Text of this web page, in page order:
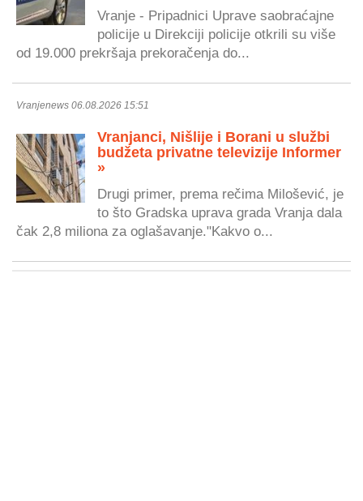
Vranje - Pripadnici Uprave saobraćajne
policije u Direkciji policije otkrili su više
od 19.000 prekršaja prekoračenja do...
Vranjenews 06.08.2026 15:51
Vranjanci, Nišlije i Borani u službi
budžeta privatne televizije Informer
»
Drugi primer, prema rečima Milošević, je
to što Gradska uprava grada Vranja dala
čak 2,8 miliona za oglašavanje."Kakvo o...